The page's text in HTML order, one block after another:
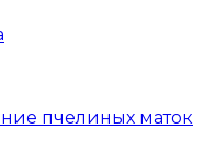
пчелиных маток